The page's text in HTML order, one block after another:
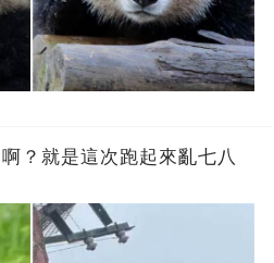
？就是這次跑起來亂七八